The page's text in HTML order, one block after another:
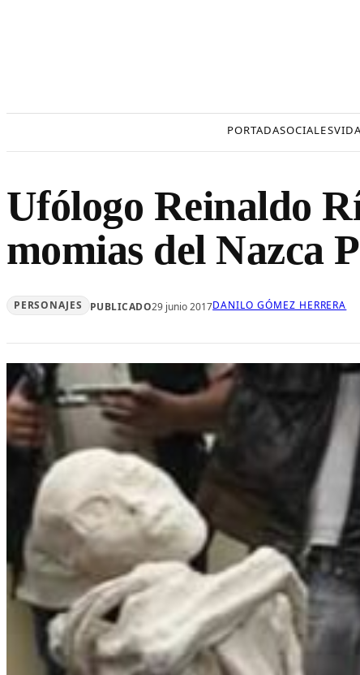
PORTADASOCIALES
Ufólogo Reinaldo
momias del Nazca
PERSONAJES PUBLICADO29 junio 2017DANILO GÓMEZ HERRERA